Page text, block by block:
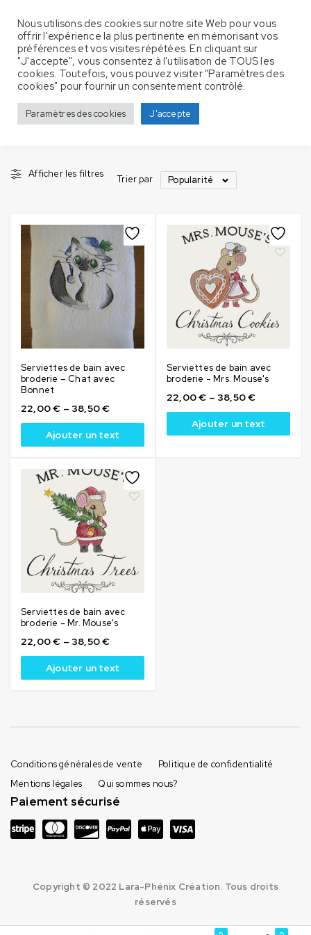
Bonnet
Accueil Produits identifiés “Bonnet”
Afficher les filtres
Trier par Popularité
Serviettes de bain avec
broderie – Chat avec
Bonnet
22,00€ – 38,50€
Ajouter un text
Serviettes de bain avec
broderie - Mrs. Mouse's
22,00€ – 38,50€
Ajouter un text
Serviettes de bain avec
broderie - Mr. Mouse's
22,00€ – 38,50€
Ajouter un text
Conditions générales de vente
Politique de confidentialité
Mentions légales
Qui sommes nous?
Paiement sécurisé
Copyright © 2022 Lara-Phénix Création. Tous droits
réservés
Nous utilisons des cookies sur notre site Web pour vous
offrir l'expérience la plus pertinente en mémorisant vos
préférences et vos visites répétées. En cliquant sur
"J'accepte", vous consentez à l'utilisation de TOUS les
cookies. Toutefois, vous pouvez visiter "Paramètres des
cookies" pour fournir un consentement contrôlé.
Paramètres des cookies J'accepte